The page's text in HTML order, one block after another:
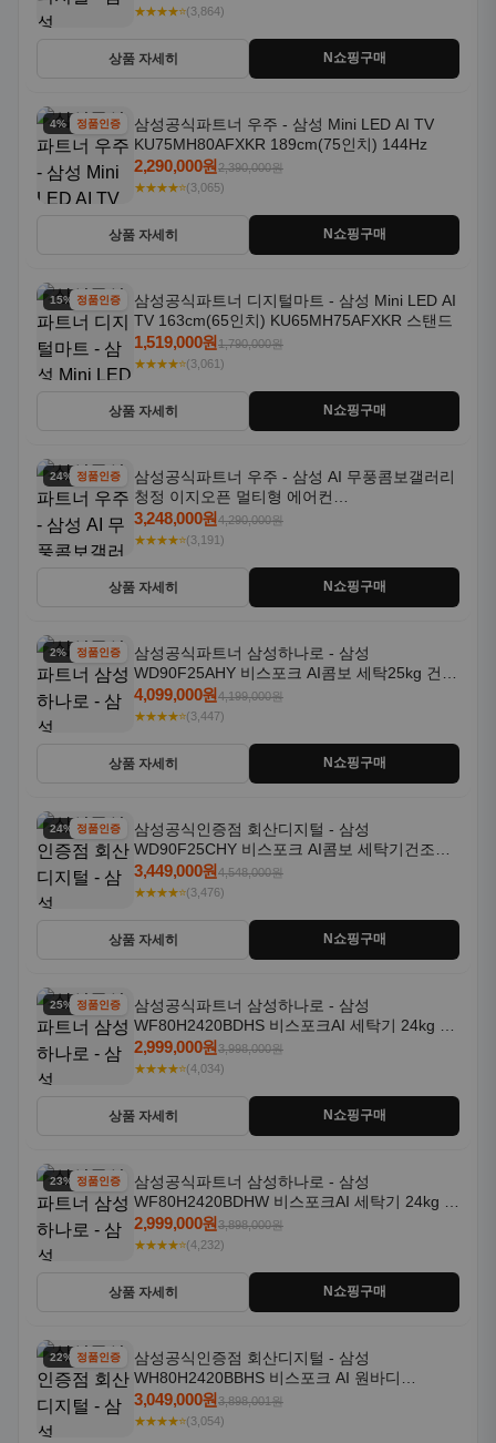
★★★★⭐(3,864)
상품 자세히 N쇼핑구매
4% 할인정품인증
삼성공식파트너 우주 - 삼성 Mini LED AI TV
KU75MH80AFXKR 189cm(75인치) 144Hz
2,290,000원2,390,000원
★★★★⭐(3,065)
상품 자세히 N쇼핑구매
15% 할인정품인증
삼성공식파트너 디지털마트 - 삼성 Mini LED AI
TV 163cm(65인치) KU65MH75AFXKR 스탠드
1,519,000원1,790,000원
★★★★⭐(3,061)
상품 자세히 N쇼핑구매
24% 할인정품인증
삼성공식파트너 우주 - 삼성 AI 무풍콤보갤러리
청정 이지오픈 멀티형 에어컨
AF80F17D22WRS 기본설치포함
3,248,000원4,290,000원
★★★★⭐(3,191)
상품 자세히 N쇼핑구매
2% 할인정품인증
삼성공식파트너 삼성하나로 - 삼성
WD90F25AHY 비스포크 AI콤보 세탁25kg 건조
18kg 자동문열림 1등급
4,099,000원4,199,000원
★★★★⭐(3,447)
상품 자세히 N쇼핑구매
24% 할인정품인증
삼성공식인증점 회산디지털 - 삼성
WD90F25CHY 비스포크 AI콤보 세탁기건조기
일체형 25kg+18kg 1등급
3,449,000원4,548,000원
★★★★⭐(3,476)
상품 자세히 N쇼핑구매
25% 할인정품인증
삼성공식파트너 삼성하나로 - 삼성
WF80H2420BDHS 비스포크AI 세탁기 24kg 건
조기 20kg 세제자동투입
2,999,000원3,998,000원
★★★★⭐(4,034)
상품 자세히 N쇼핑구매
23% 할인정품인증
삼성공식파트너 삼성하나로 - 삼성
WF80H2420BDHW 비스포크AI 세탁기 24kg 건
조기 20kg 세제자동투입
2,999,000원3,898,000원
★★★★⭐(4,232)
상품 자세히 N쇼핑구매
22% 할인정품인증
삼성공식인증점 회산디지털 - 삼성
WH80H2420BBHS 비스포크 AI 원바디
24kg+20kg 세제자동투입 1등급
3,049,000원3,898,001원
★★★★⭐(3,054)